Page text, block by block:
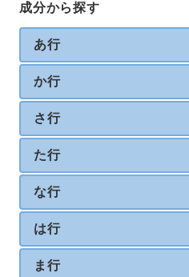
成分から探す
あ行
か行
さ行
た行
な行
は行
ま行